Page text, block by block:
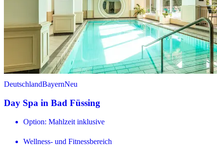
DeutschlandBayernNeu
Day Spa in Bad Füssing
Option: Mahlzeit inklusive
Wellness- und Fitnessbereich